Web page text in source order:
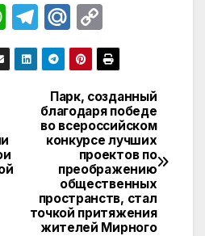
W
h
at
p
p
T
el
e
gr
a
m
M
ail
.R
u
o
p
y
Li
n
k
Парк, созданный
благодаря победе
во всероссийском
конкурсе лучших
проектов по
преображению
общественных
пространств, стал
точкой притяжения
жителей Мирного